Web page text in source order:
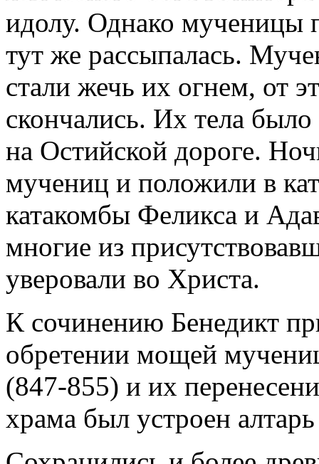
идолу. Однако мученицы
тут же рассыпалась.
стали жечь их огнем, от
скончались. Их тела было
на Остийской дороге.
мучениц и положили в
катакомбы Феликса и
многие из
уверовали во Христа.
К сочинению Бенедикт
обретении мощей
(847-855) и их
храма был устроен